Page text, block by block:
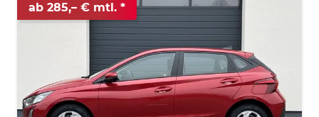
ab 285,– € mtl.